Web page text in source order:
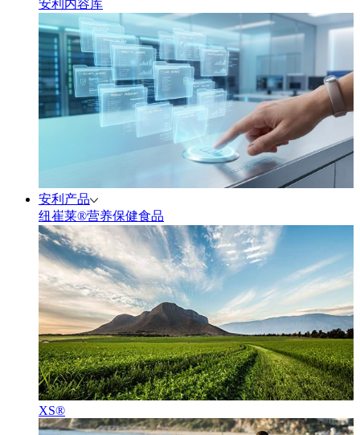
安利内容库
安利产品
纽崔莱®营养保健食品
XS®